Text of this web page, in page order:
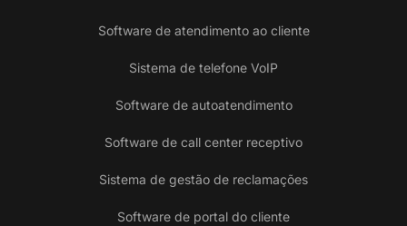
Software de atendimento ao cliente
Sistema de telefone VoIP
Software de autoatendimento
Software de call center receptivo
Sistema de gestão de reclamações
Software de portal do cliente